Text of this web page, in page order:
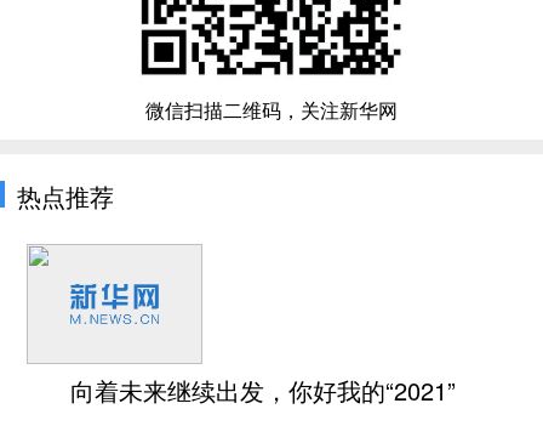
微信扫描二维码，关注新华网
热点推荐
向着未来继续出发，你好我的“2021”